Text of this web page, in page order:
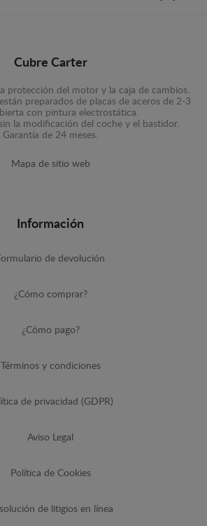
Cubre Carter
protección del motor y la caja de cambios.
preparados de placas de aceros de 2-3
con pintura electrostática.
la modificación del coche y el bastidor.
Garantía de 24 meses.
Mapa de sitio web
Información
de devolución
¿Cómo comprar?
¿Cómo pago?
Términos y condiciones
de privacidad (GDPR)
Aviso Legal
Política de Cookies
de litigios en línea